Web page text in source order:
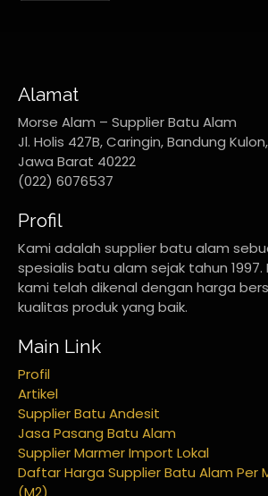
Alamat
Morse Alam – Supplier Batu Alam
Jl. Holis 427B, Caringin, Bandung
Jawa Barat 40222
(022) 6076537
Profil
Kami adalah supplier batu alam
spesialis batu alam sejak tahun 1997.
kami telah dikenal dengan harga
kualitas produk yang baik.
Main Link
Profil
Artikel
Supplier Batu Andesit
Jasa Pasang Batu Alam
Supplier Marmer Import Lokal
Daftar Harga Supplier Batu Alam Per
(M2)